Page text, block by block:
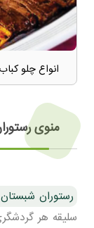
انواع چلو
منوی
رستوران
سلیقه هر